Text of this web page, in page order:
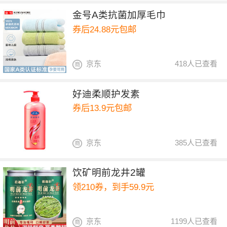
金号A类抗菌加厚毛巾
券后24.88元包邮
418人已查看
京东
好迪柔顺护发素
券后13.9元包邮
385人已查看
京东
饮矿明前龙井2罐
领210券，到手59.9元
1199人已查看
京东